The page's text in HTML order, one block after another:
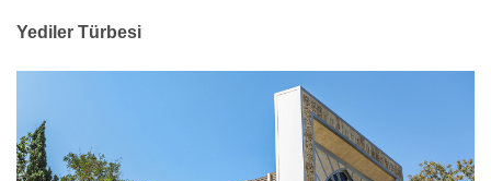
Yediler Türbesi